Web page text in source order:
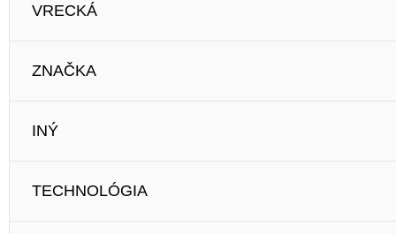
VRECKÁ
ZNAČKA
INÝ
TECHNOLÓGIA